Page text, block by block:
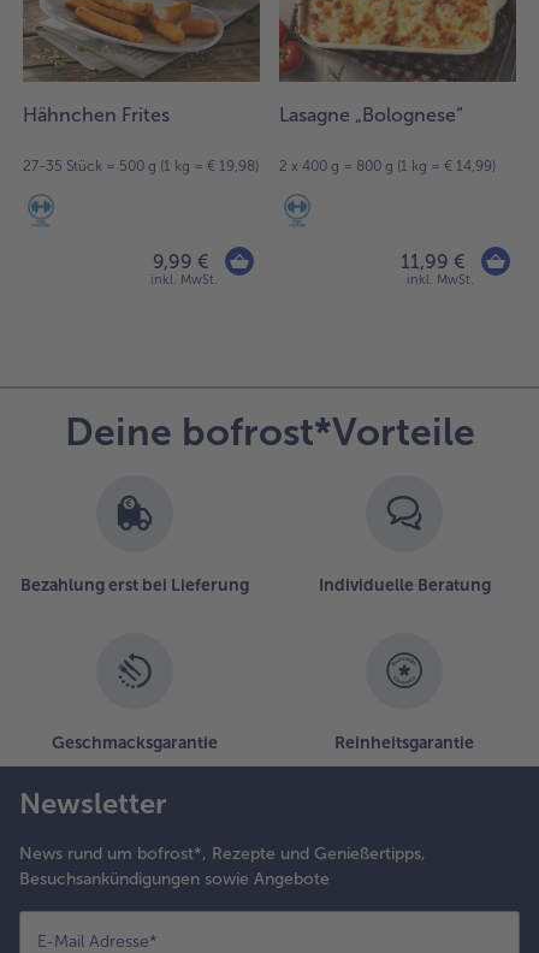
der
Liste.
Hähnchen Frites
27-35 Stück = 500 g (1 kg = € 19,98)
9,99 €
inkl. MwSt.
Lasagne „Bolognese“
2 x 400 g = 800 g (1 kg = € 14,99)
11,99 €
inkl. MwSt.
Deine bofrost*Vorteile
Bezahlung erst bei Lieferung Individuelle Beratung
Geschmacksgarantie Reinheitsgarantie
Newsletter
News rund um bofrost*, Rezepte und Genießertipps,
Besuchsankündigungen sowie Angebote
E-Mail Adresse*